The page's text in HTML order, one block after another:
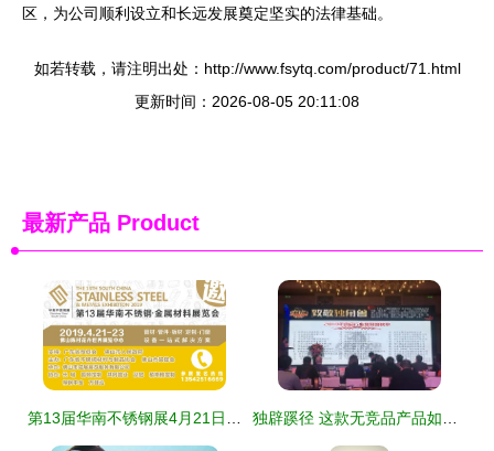
区，为公司顺利设立和长远发展奠定坚实的法律基础。
如若转载，请注明出处：http://www.fsytq.com/product/71.html
更新时间：2026-08-05 20:11:08
最新产品 Product